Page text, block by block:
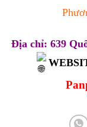
Địa chỉ: 639